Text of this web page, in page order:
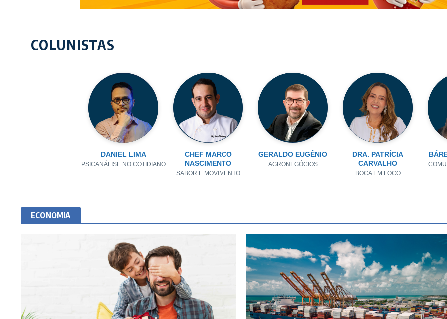
COLUNISTAS
DANIEL LIMA
PSICANÁLISE NO COTIDIANO
CHEF MARCO
NASCIMENTO
SABOR E MOVIMENTO
GERALDO EUGÊNIO
AGRONEGÓCIOS
DRA. PATRÍCIA
CARVALHO
BOCA EM FOCO
ECONOMIA